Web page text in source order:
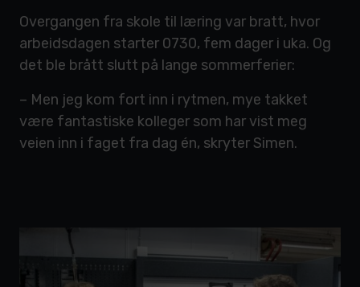
Overgangen fra skole til læring var bratt, hvor
arbeidsdagen starter 0730, fem dager i uka. Og
det ble brått slutt på lange sommerferier:
– Men jeg kom fort inn i rytmen, mye takket
være fantastiske kolleger som har vist meg
veien inn i faget fra dag én, skryter Simen.